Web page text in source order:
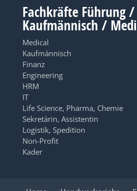
Fachkräfte Führung /
Kaufmännisch /
Medical
Kaufmännisch
Finanz
Engineering
HRM
IT
Life Science, Pharma, Chemie
Sekretärin, Assistentin
Logistik, Spedition
Non-Profit
Kader